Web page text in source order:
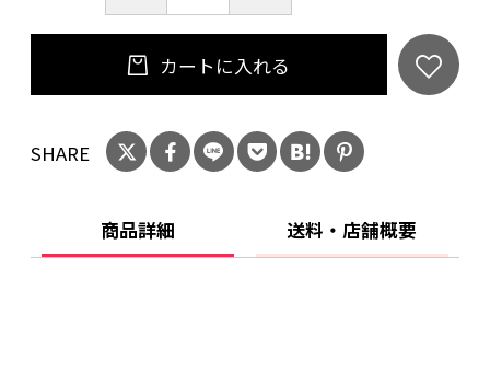
では35号、東日本では20号となります。当社独
自の配合で薄くても丈夫なレジ袋です。レジ袋の
有料化に伴い無料もらえなくなってきてます
に便利なサイズとなってます。500mmのペット
ボトルだと4本程度がピッタリ収まります。エン
ボス加工をしているので開けやすく使いやす
い。
カートに入れる
SHARE
商品詳細 送料・店舗概要